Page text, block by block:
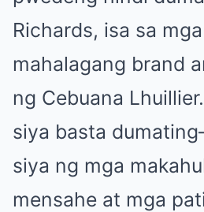
Richards, isa sa
mahalagang brand
ng Cebuana
siya basta
siya ng mga
mensahe at mga